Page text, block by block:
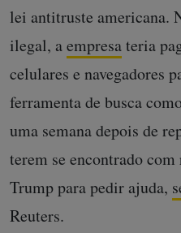
lei antitruste americana.
ilegal, aempresateria
celulares e navegadores
ferramenta de busca
uma semana depois de
terem se encontrado
Trump para pedir ajuda,
Reuters.